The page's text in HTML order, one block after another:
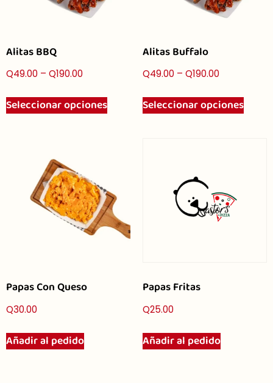
Alitas BBQ
Q49.00 – Q190.00
Seleccionar opciones
Alitas Buffalo
Q49.00 – Q190.00
Seleccionar opciones
Papas Con Queso
Q30.00
Añadir al pedido
Papas Fritas
Q25.00
Añadir al pedido